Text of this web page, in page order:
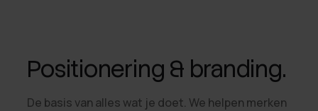
Positionering & branding.
De basis van alles wat je doet. We helpen merken